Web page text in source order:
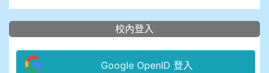
校內登入
Google OpenID 登入